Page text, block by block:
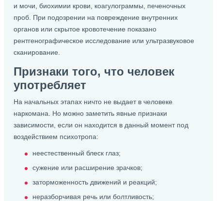
и мочи, биохимии крови, коагулограммы, печеночных
проб. При подозрении на повреждение внутренних
органов или скрытое кровотечение показано
рентгенографическое исследование или ультразвуковое
сканирование.
Признаки того, что человек
употребляет
На начальных этапах ничто не выдает в человеке
наркомана. Но можно заметить явные признаки
зависимости, если он находится в данный момент под
воздействием психотропа:
неестественный блеск глаз;
сужение или расширение зрачков;
заторможенность движений и реакций;
неразборчивая речь или болтливость;